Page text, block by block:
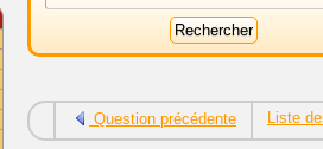
Question précédente Liste